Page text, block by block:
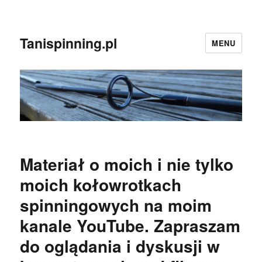
Tanispinning.pl MENU
Materiał o moich i nie tylko
moich kołowrotkach
spinningowych na moim
kanale YouTube. Zapraszam
do oglądania i dyskusji w